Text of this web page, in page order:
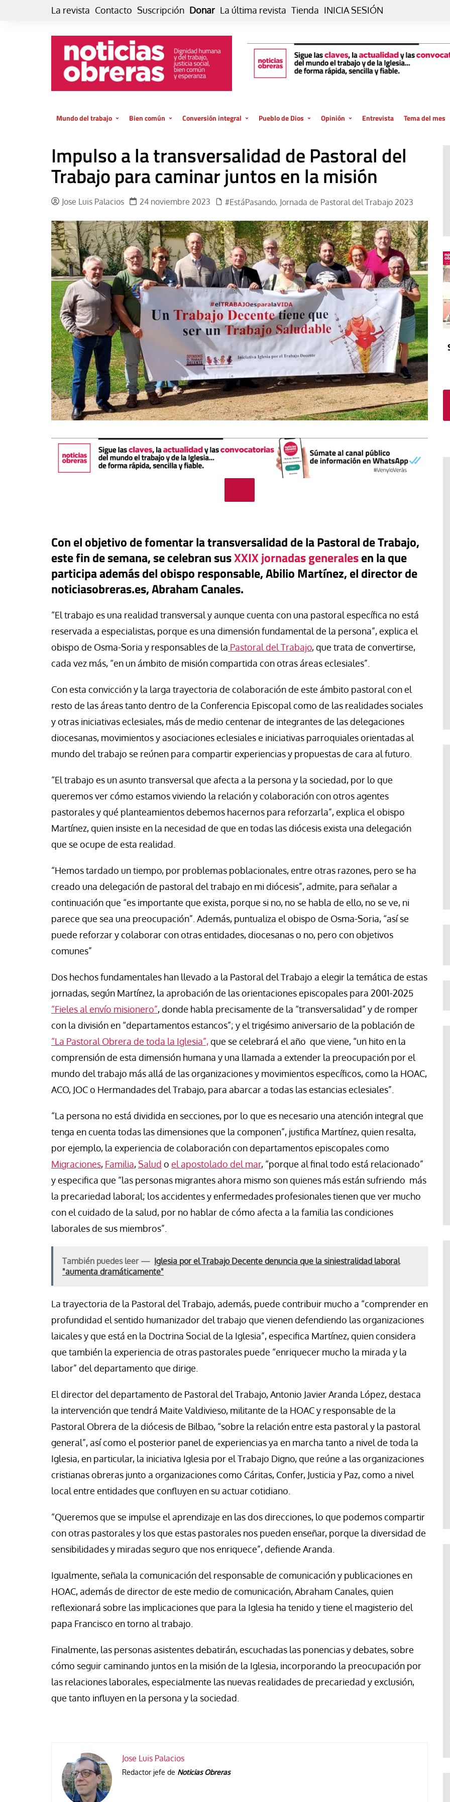
La revista Contacto Suscripción Donar La última revista Tienda INICIA SESIÓN
Mundo del trabajo
El trabajo es para la vida
GlobalizAcción
MMTC
Laboral
La mundialización
El amor en el mundo
Los empobrecidos por el
mundo
Radio — Mundo obrero hoy
Vidas precarias
Bien común
Economía
Conversión integral
de vida… es posible
El cuidado de la creación
Experiencia
Cultura
Libro
Cine
Dos minutos
Aplicaciones
Música
Poesía
Relato
Pueblo de Dios
La oración de cada día
Vaticano
El Evangelio en tu vida
El atrio
In memoriam
Opinión
Blog De paso…
Blog Eutopía
Blog Desde mi azotea
Viñeta
Tribuna
Blog Sembrando sueños,
recogiendo humanidad
Blog Mensajes guardados
La columna
Entrevista Tema del mes
Impulso a la transversalidad de Pastoral del
Trabajo para caminar juntos en la misión
Jose Luis Palacios 24 noviembre 2023 #EstáPasando, Jornada de Pastoral del Trabajo 2023
Con el objetivo de fomentar la transversalidad de la Pastoral de Trabajo,
este fin de semana, se celebran susXXIX jornadas generalesen la que
participa además del obispo responsable, Abilio Martínez, el director de
noticiasobreras.es, Abraham Canales.
“El trabajo es una realidad transversal y aunque cuenta con una pastoral específica no está
reservada a especialistas, porque es una dimensión fundamental de la persona”, explica el
obispo de Osma-Soria y responsables de la Pastoral del Trabajo, que trata de convertirse,
cada vez más, “en un ámbito de misión compartida con otras áreas eclesiales”.
Con esta convicción y la larga trayectoria de colaboración de este ámbito pastoral con el
resto de las áreas tanto dentro de la Conferencia Episcopal como de las realidades sociales
y otras iniciativas eclesiales, más de medio centenar de integrantes de las delegaciones
diocesanas, movimientos y asociaciones eclesiales e iniciativas parroquiales orientadas al
mundo del trabajo se reúnen para compartir experiencias y propuestas de cara al futuro.
“El trabajo es un asunto transversal que afecta a la persona y la sociedad, por lo que
queremos ver cómo estamos viviendo la relación y colaboración con otros agentes
pastorales y qué planteamientos debemos hacernos para reforzarla”, explica el obispo
Martínez, quien insiste en la necesidad de que en todas las diócesis exista una delegación
que se ocupe de esta realidad.
“Hemos tardado un tiempo, por problemas poblacionales, entre otras razones, pero se ha
creado una delegación de pastoral del trabajo en mi diócesis”, admite, para señalar a
continuación que “es importante que exista, porque si no, no se habla de ello, no se ve, ni
parece que sea una preocupación”. Además, puntualiza el obispo de Osma-Soria, “así se
puede reforzar y colaborar con otras entidades, diocesanas o no, pero con objetivos
comunes”
Dos hechos fundamentales han llevado a la Pastoral del Trabajo a elegir la temática de estas
jornadas, según Martínez, la aprobación de las orientaciones episcopales para 2001-2025
“Fieles al envío misionero”, donde habla precisamente de la “transversalidad” y de romper
con la división en “departamentos estancos”; y el trigésimo aniversario de la población de
“La Pastoral Obrera de toda la Iglesia”,que se celebrará el año que viene, “un hito en la
comprensión de esta dimensión humana y una llamada a extender la preocupación por el
mundo del trabajo más allá de las organizaciones y movimientos específicos, como la HOAC,
ACO, JOC o Hermandades del Trabajo, para abarcar a todas las estancias eclesiales”.
“La persona no está dividida en secciones, por lo que es necesario una atención integral que
tenga en cuenta todas las dimensiones que la componen”, justifica Martínez, quien resalta,
por ejemplo, la experiencia de colaboración con departamentos episcopales como
Migraciones, Familia,Salud o el apostolado del mar, “porque al final todo está relacionado”
y especifica que “las personas migrantes ahora mismo son quienes más están sufriendo más
la precariedad laboral; los accidentes y enfermedades profesionales tienen que ver mucho
con el cuidado de la salud, por no hablar de cómo afecta a la familia las condiciones
laborales de sus miembros”.
También puedes leer — Iglesia por el Trabajo Decente denuncia que la siniestralidad laboral
"aumenta dramáticamente"
La trayectoria de la Pastoral del Trabajo, además, puede contribuir mucho a “comprender en
profundidad el sentido humanizador del trabajo que vienen defendiendo las organizaciones
laicales y que está en la Doctrina Social de la Iglesia”, especifica Martínez, quien considera
que también la experiencia de otras pastorales puede “enriquecer mucho la mirada y la
labor” del departamento que dirige.
El director del departamento de Pastoral del Trabajo, Antonio Javier Aranda López, destaca
la intervención que tendrá Maite Valdivieso, militante de la HOAC y responsable de la
Pastoral Obrera de la diócesis de Bilbao, “sobre la relación entre esta pastoral y la pastoral
general”, así como el posterior panel de experiencias ya en marcha tanto a nivel de toda la
Iglesia, en particular, la iniciativa Iglesia por el Trabajo Digno, que reúne a las organizaciones
cristianas obreras junto a organizaciones como Cáritas, Confer, Justicia y Paz, como a nivel
local entre entidades que confluyen en su actuar cotidiano.
“Queremos que se impulse el aprendizaje en las dos direcciones, lo que podemos compartir
con otras pastorales y los que estas pastorales nos pueden enseñar, porque la diversidad de
sensibilidades y miradas seguro que nos enriquece”, defiende Aranda.
Igualmente, señala la comunicación del responsable de comunicación y publicaciones en
HOAC, además de director de este medio de comunicación, Abraham Canales, quien
reflexionará sobre las implicaciones que para la Iglesia ha tenido y tiene el magisterio del
papa Francisco en torno al trabajo.
Finalmente, las personas asistentes debatirán, escuchadas las ponencias y debates, sobre
cómo seguir caminando juntos en la misión de la Iglesia, incorporando la preocupación por
las relaciones laborales, especialmente las nuevas realidades de precariedad y exclusión,
que tanto influyen en la persona y la sociedad.
Jose Luis Palacios
Redactor jefe de Noticias Obreras
XIV visitará Uruguay,
y Perú a principios de
#EstáPasando
Colectivos sociales y sindicales
reclaman una reforma profunda
del IMV tras admitir el Gobierno
sus carencias ante Europa
Tribuna
Ceuta: ¿qué derechos tienen los
menores de edad extranjeros
que llegaron?